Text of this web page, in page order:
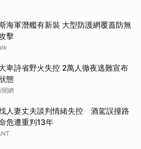
海軍潛艦有新裝 大型防護網覆蓋防無
擊
卑詩省野火失控 2萬人徹夜逃難宣布
態
聞網
人妻丈夫談判情緒失控 酒駕誤撞路
危遭重判13年